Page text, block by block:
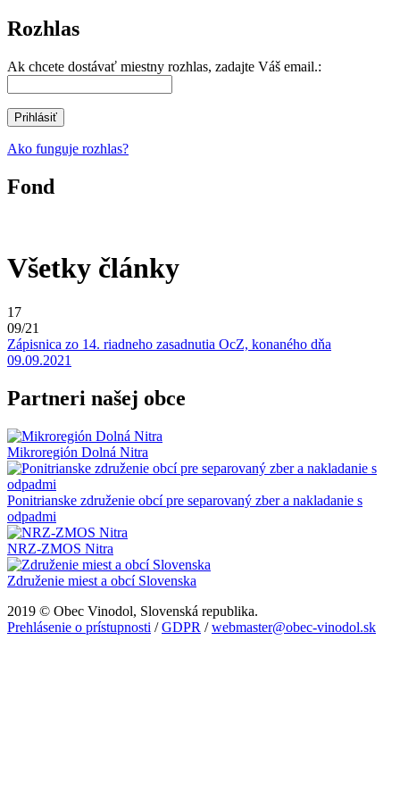
Rozhlas
Ak chcete dostávať miestny rozhlas, zadajte Váš email.:
Ako funguje rozhlas?
Fond
Všetky články
17
09/21
Zápisnica zo 14. riadneho zasadnutia OcZ, konaného dňa
09.09.2021
Partneri našej obce
Mikroregión Dolná Nitra
Ponitrianske združenie obcí pre separovaný zber a nakladanie s
odpadmi
NRZ-ZMOS Nitra
Združenie miest a obcí Slovenska
2019 © Obec Vinodol, Slovenská republika.
Prehlásenie o prístupnosti /GDPR /webmaster@obec-vinodol.sk